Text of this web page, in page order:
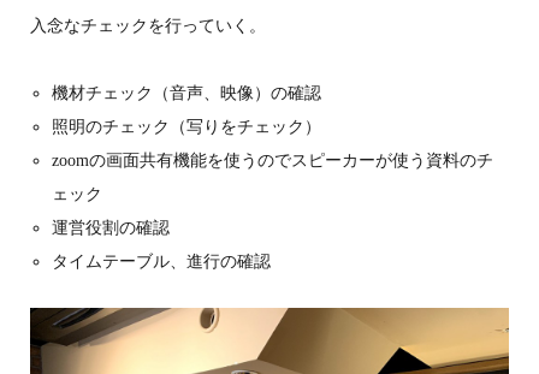
入念なチェックを行っていく。
機材チェック（音声、映像）の確認
照明のチェック（写りをチェック）
zoomの画面共有機能を使うのでスピーカーが使う資料のチ
ェック
運営役割の確認
タイムテーブル、進行の確認